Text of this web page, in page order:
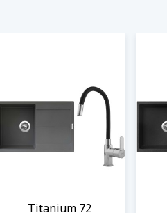
Titanium 72